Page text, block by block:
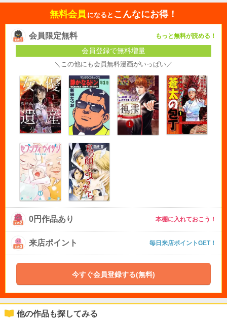
無料会員 になると こんなにお得！
会員限定無料 もっと無料が読める！
会員登録で無料増量
＼この他にも会員無料漫画がいっぱい／
0円作品あり 本棚に入れておこう！
来店ポイント 毎日来店ポイントGET！
今すぐ会員登録する(無料)
他の作品も探してみる